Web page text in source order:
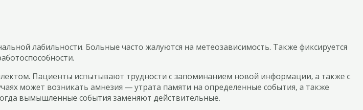
лабильности. Больные часто жалуются на метеозависимость. Также фиксируется
Пациенты испытывают трудности с запоминанием новой информации, а также с
может возникать амнезия — утрата памяти на определенные события, а также
вымышленные события заменяют действительные.